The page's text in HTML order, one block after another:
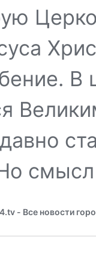
В
- Все новости